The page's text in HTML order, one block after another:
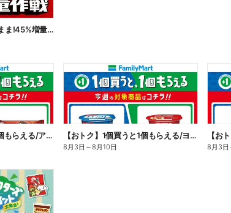
【おトク】お値段そのまま!45%増量作戦!
【おトク】1個買うと1個もらえる/アイス 【おトク】1個買うと1個もらえる/ヨーグルト
8月3日 ～8月10日
【お
8月3日